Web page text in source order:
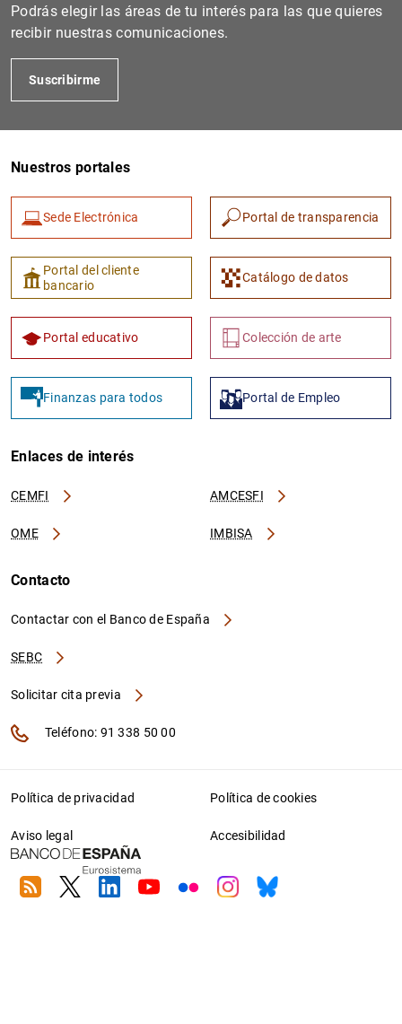
Podrás elegir las áreas de tu interés para las que quieres
recibir nuestras comunicaciones.
Suscribirme
Nuestros portales
Sede Electrónica Portal de transparencia
Portal del cliente
bancario
Catálogo de datos
Portal educativo Colección de arte
Finanzas para todos Portal de Empleo
Enlaces de interés
CEMFI AMCESFI
OME IMBISA
Contacto
Contactar con el Banco de España
SEBC
Solicitar cita previa
Teléfono: 91 338 50 00
Política de privacidad Política de cookies
Aviso legal Accesibilidad
RSS TwitterLinkedin
YoutubeFlickrInstagram
Bluesky